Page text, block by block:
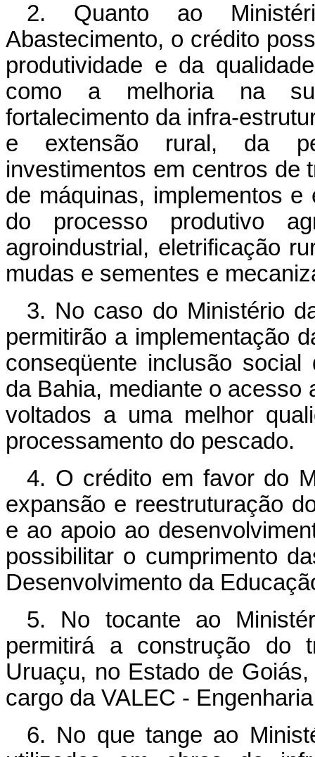
2. Quanto ao
Abastecimento, o crédito
produtividade e da
como a melhoria na
fortalecimento da infra-
e extensão rural, da
investimentos em centros de
de máquinas, implementos
do processo produtivo
agroindustrial, eletrificação
mudas e sementes e
3. No caso do Ministério
permitirão a implementação
conseqüente inclusão
da Bahia, mediante o
voltados a uma melhor
processamento do pescado.
4. O crédito em favor do
expansão e reestruturação
e ao apoio ao
possibilitar o cumprimento
Desenvolvimento da
5. No tocante ao
permitirá a construção do
Uruaçu, no Estado de
cargo da VALEC -
6. No que tange ao